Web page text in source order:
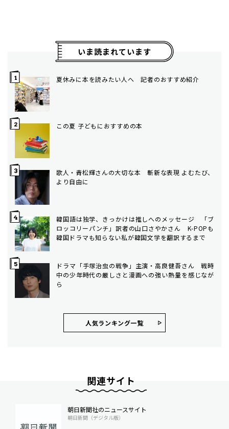
いま読まれています
夏休みに本を読みたい人へ 記者のおすすめ紹介
この夏 子どもにおすすめの本
歌人・青松輝さんの大切な本 斬新な表現 よむたび、
より自由に
韓国語は独学、きっかけは推しへのメッセージ 「ブ
ロッコリーパンチ」訳者の山口さやかさん K-POPも
韓国ドラマも知らない私が韓国文学を翻訳するまで
ドラマ「手塚治虫の戦争」主演・高良健吾さん 戦時
中の少年時代の厳しさと漫画への強い熱量を感じなが
ら
人気ランキング⼀覧
関連サイト
朝日新聞社のニュースサイト
朝日新聞（デジタル版）